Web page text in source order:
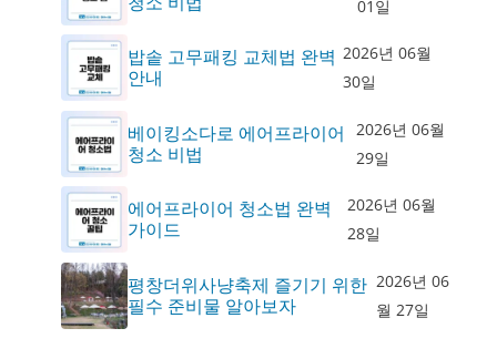
01일
밥솥 고무패킹 교체법 완벽
안내
2026년 06월
30일
베이킹소다로 에어프라이어
청소 비법
2026년 06월
29일
에어프라이어 청소법 완벽
가이드
2026년 06월
28일
평창더위사냥축제 즐기기 위한
필수 준비물 알아보자
2026년 06
월 27일